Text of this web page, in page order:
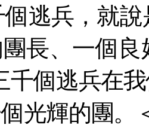
逃兵，就
長、一個
個逃兵在
光輝的團。